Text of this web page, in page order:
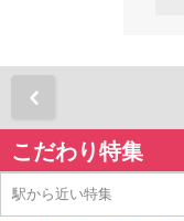
こだわり特集
駅から近い特集